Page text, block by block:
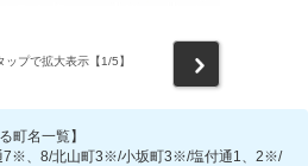
ップで拡大表示【1/5】
町名一覧】
7※、8/北山町3※/小坂町3※/塩付通1、2※/